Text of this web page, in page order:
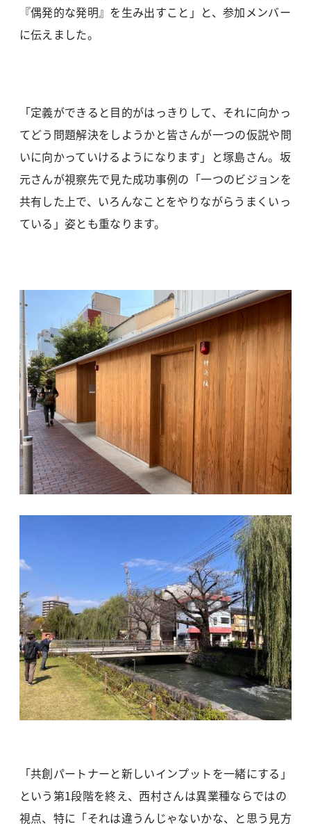
『偶発的な発明』を生み出すこと」と、参加メンバー
に伝えました。
「定義ができると目的がはっきりして、それに向かっ
てどう問題解決をしようかと皆さんが一つの仮説や問
いに向かっていけるようになります」と塚島さん。坂
元さんが視察先で見た成功事例の「一つのビジョンを
共有した上で、いろんなことをやりながらうまくいっ
ている」姿とも重なります。
「共創パートナーと新しいインプットを一緒にする」
という第1段階を終え、西村さんは異業種ならではの
視点、特に「それは違うんじゃないかな、と思う見方